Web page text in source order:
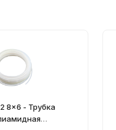
8x6 - Трубка